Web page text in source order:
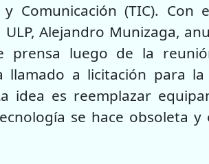
Comunicación (TIC). Con
Alejandro Munizaga,
prensa luego de la
a licitación para la
idea es reemplazar
se hace obsoleta y